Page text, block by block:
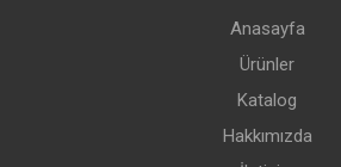
Anasayfa
Ürünler
Katalog
Hakkımızda